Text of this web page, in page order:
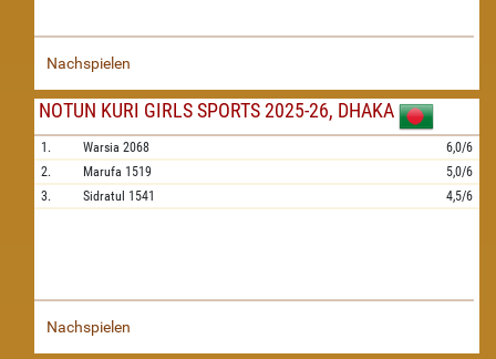
Nachspielen
NOTUN KURI GIRLS SPORTS 2025-26, DHAKA
1. Warsia 2068
6,0/6
2.
Marufa 1519
5,0/6
3.
Sidratul 1541 4,5/6
Nachspielen